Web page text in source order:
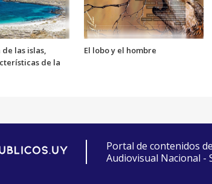
las islas,
de la
El lobo y el hombre
Portal de contenidos
Audiovisual Nacional -